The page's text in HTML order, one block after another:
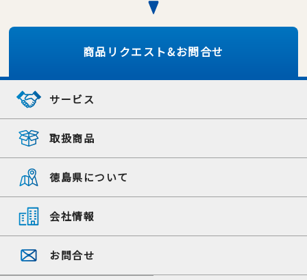
商品リクエスト&お問合せ
サービス
取扱商品
徳島県について
会社情報
お問合せ